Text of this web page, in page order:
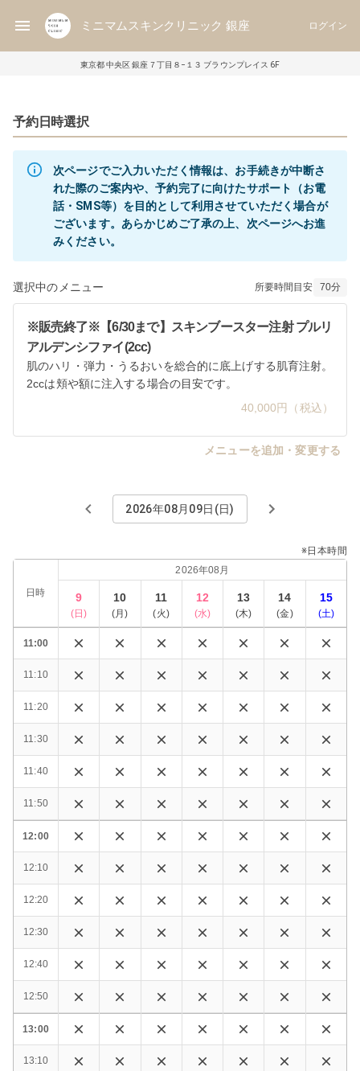
ミニマムスキンクリニック 銀座 ログイン
東京都 中央区 銀座７丁目８−１３ ブラウンプレイス 6F
予約日時選択
次ページでご入力いただく情報は、お手続きが中断さ
れた際のご案内や、予約完了に向けたサポート（お電
話・SMS等）を目的として利用させていただく場合が
ございます。あらかじめご了承の上、次ページへお進
みください。
選択中のメニュー 所要時間目安 70分
※販売終了※【6/30まで】スキンブースター注射 プルリ
アルデンシファイ(2cc)
肌のハリ・弾力・うるおいを総合的に底上げする肌育注射。
2ccは頬や額に注入する場合の目安です。
40,000円（税込）
メニューを追加・変更する
2026年08月09日(日)
※日本時間
日時
2026年08月
9
(日)
10
(月)
11
(火)
12
(水)
13
(木)
14
(金)
15
(土)
11:00
11:10
11:20
11:30
11:40
11:50
12:00
12:10
12:20
12:30
12:40
12:50
13:00
13:10